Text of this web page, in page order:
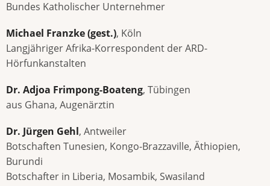
Bundes Katholischer Unternehmer
Michael Franzke (gest.), Köln
Langjähriger Afrika-Korrespondent der ARD-
Hörfunkanstalten
Dr. Adjoa Frimpong-Boateng, Tübingen
aus Ghana, Augenärztin
Dr. Jürgen Gehl, Antweiler
Botschaften Tunesien, Kongo-Brazzaville, Äthiopien,
Burundi
Botschafter in Liberia, Mosambik, Swasiland